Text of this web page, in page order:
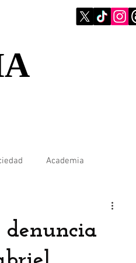
Academia
denuncia